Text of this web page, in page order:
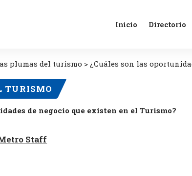
Inicio Directorio
plumas del turismo > ¿Cuáles son las
TURISMO
de negocio que existen en el Turismo?
Staff